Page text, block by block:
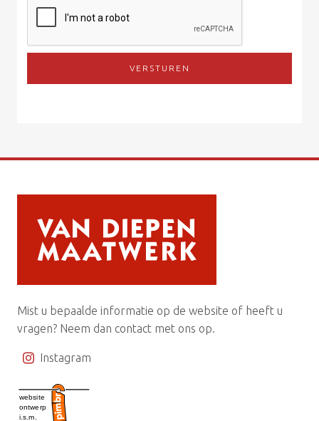
Mist u bepaalde informatie op de website of heeft u
vragen? Neem dan contact met ons op.
Instagram